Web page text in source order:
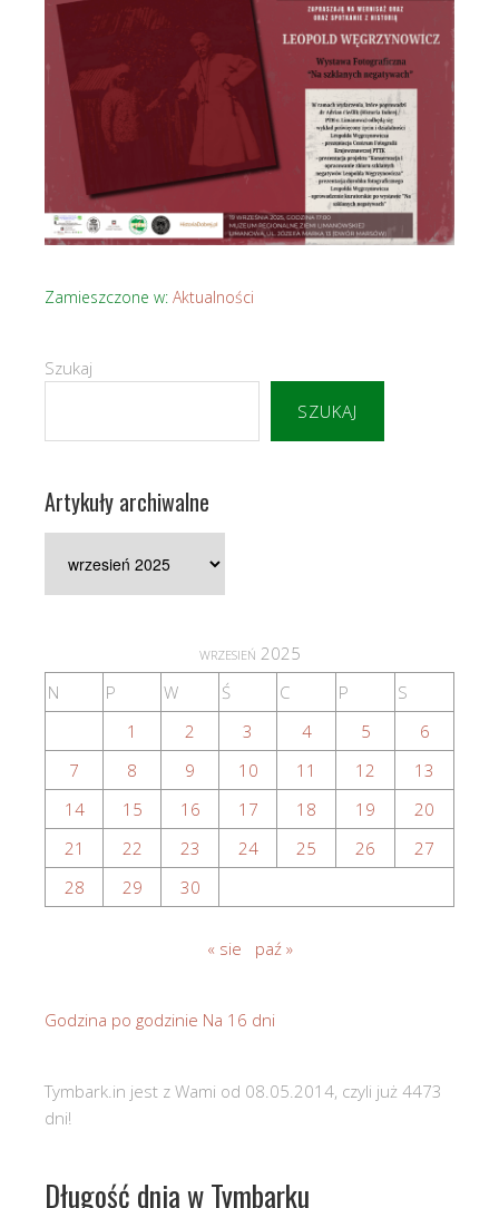
Zamieszczone w: Aktualności
Szukaj
SZUKAJ
Artykuły archiwalne
archiwalne
wrzesień 2025
N
P W Ś C P
S
1
2 3 4 5
6
7
8 9 10 11 12
13
14
15 16 17 18 19
20
21
22 23 24 25 26
27
28
29 30
« sie paź »
Godzina po godzinie Na 16 dni
Tymbark.in jest z Wami od 08.05.2014, czyli już 4473
dni!
Długość dnia w Tymbarku